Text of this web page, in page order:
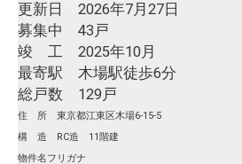
更新日 2026年7月27日
募集中 43戸
竣 工 2025年10月
最寄駅 木場駅徒歩6分
総戸数 129戸
住 所 東京都江東区木場6-15-5
構 造 RC造 11階建
物件名フリガナ